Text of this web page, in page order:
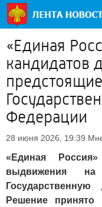
«Единая
кандидатов
Федерации
28 июня 2026, 19:39
«Единая
выдвижения
Решение